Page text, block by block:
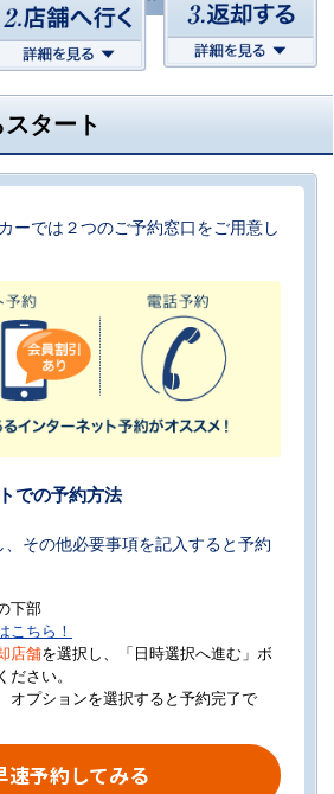
タート
ーでは２つのご予約窓口をご用意し
での予約方法
、その他必要事項を記入すると予約
下部
こちら！
店舗を選択し、「日時選択へ進む」ボ
ださい。
オプションを選択すると予約完了で
速予約してみる